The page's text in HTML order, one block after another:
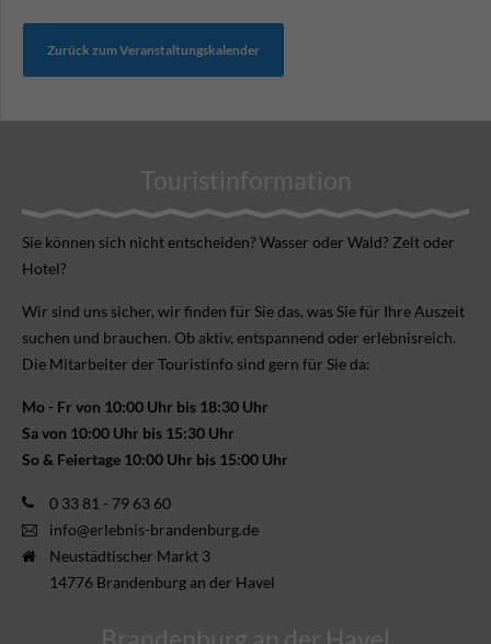
Zurück zum Veranstaltungskalender
Touristinformation
Sie können sich nicht ent­scheiden? Wasser oder Wald? Zelt oder
Hotel?
Wir sind uns sicher, wir finden für Sie das, was Sie für Ihre Aus­zeit
suchen und brauchen. Ob aktiv, ent­spannend oder erlebnis­reich.
Die Mitarbeiter der Touristinfo sind gern für Sie da:
Mo - Fr von 10:00 Uhr bis 18:30 Uhr
Sa von 10:00 Uhr bis 15:30 Uhr
So & Feiertage 10:00 Uhr bis 15:00 Uhr
0 33 81 - 79 63 60
info@erlebnis-brandenburg.de
Neustädtischer Markt 3
14776 Brandenburg an der Havel